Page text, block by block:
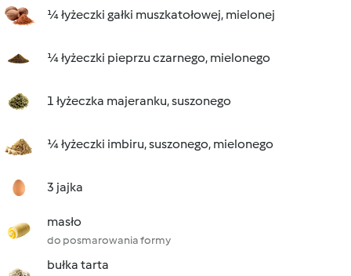
¼ łyżeczki gałki muszkatołowej, mielonej
¼ łyżeczki pieprzu czarnego, mielonego
1 łyżeczka majeranku, suszonego
¼ łyżeczki imbiru, suszonego, mielonego
3 jajka
masło
do posmarowania formy
bułka tarta